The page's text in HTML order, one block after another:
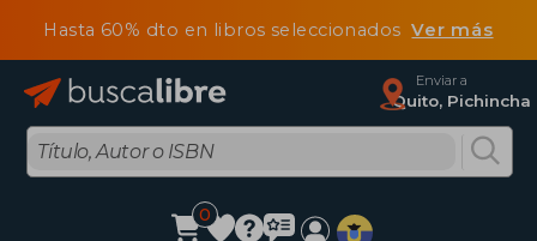
Hasta 60% dto en libros seleccionadosVer más
Enviar a
Quito, Pichincha
0